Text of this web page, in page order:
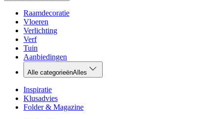
Raamdecoratie
Vloeren
Verlichting
Verf
Tuin
Aanbiedingen
Alle categorieënAlles
Inspiratie
Klusadvies
Folder & Magazine